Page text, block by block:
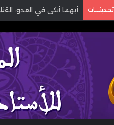
تحديثـــات أيهما أنكى في العدو: